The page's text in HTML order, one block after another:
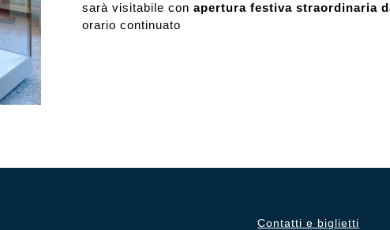
sarà visitabile con apertura festiva straordinaria
orario continuato
Contatti e biglietti